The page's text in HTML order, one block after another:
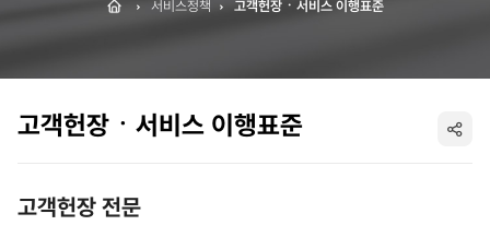
고객헌장ㆍ서비스 이행표준
Home서비스정책 고객헌장ㆍ서비스 이행표준
고객헌장 전문